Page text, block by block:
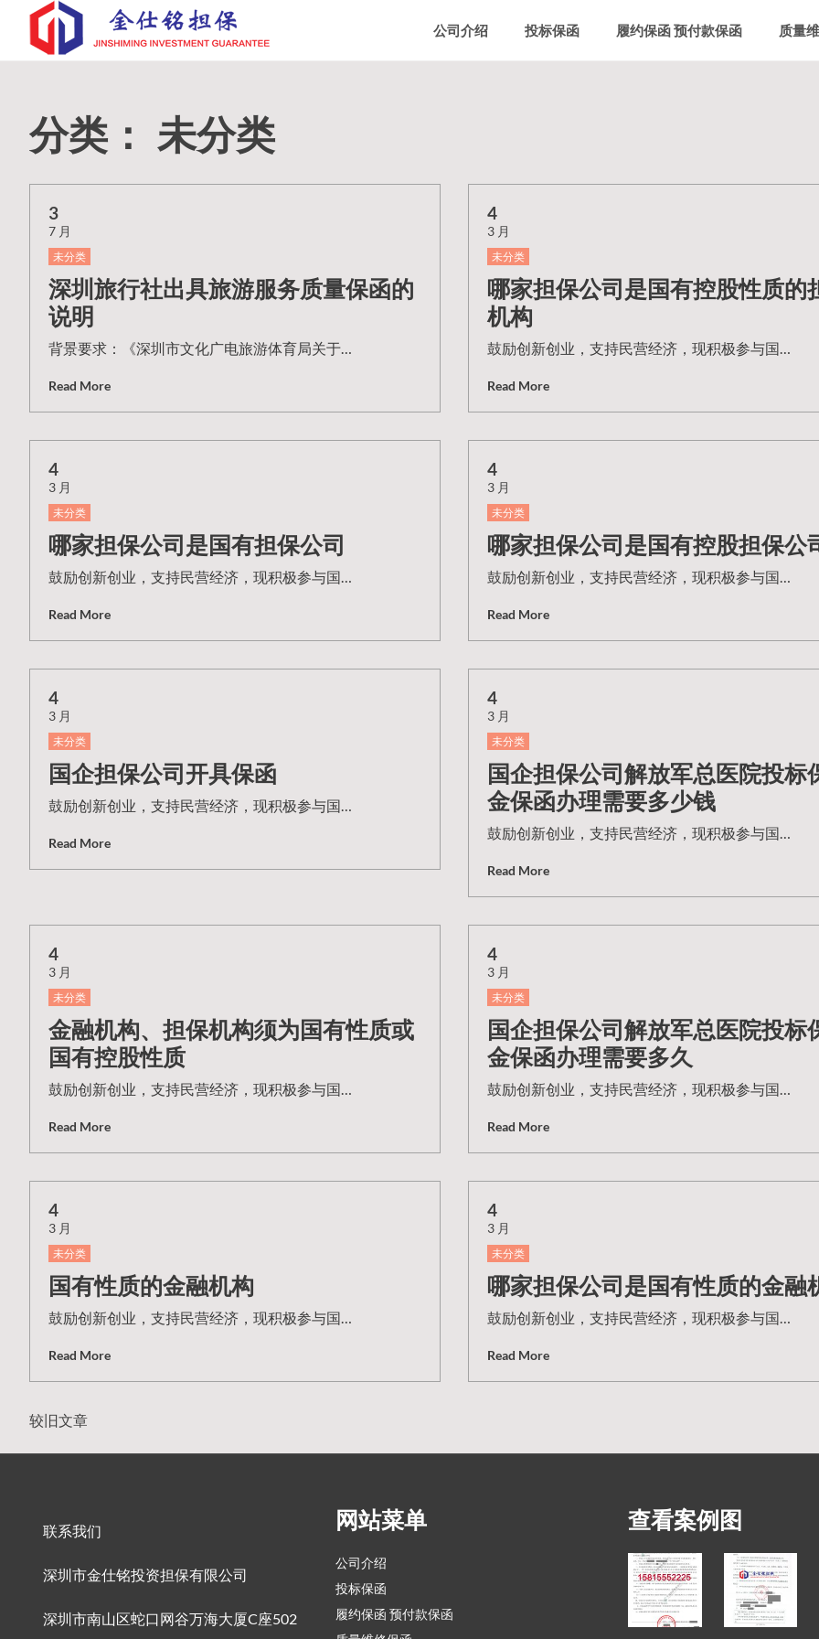
content
公司介绍 投标保函 履约保函 预付款保函 质量
分类： 未分类
3
7 月
未分类
深圳旅行社出具旅游服务质量保函的
说明
背景要求：《深圳市文化广电旅游体育局关于…
Read More
4
3 月
未分类
哪家担保公司是国有控股性质的
机构
鼓励创新创业，支持民营经济，现积极参与国…
Read More
4
3 月
未分类
哪家担保公司是国有担保公司
鼓励创新创业，支持民营经济，现积极参与国…
Read More
4
3 月
未分类
哪家担保公司是国有控股担保公
鼓励创新创业，支持民营经济，现积极参与国…
Read More
4
3 月
未分类
国企担保公司开具保函
鼓励创新创业，支持民营经济，现积极参与国…
Read More
4
3 月
未分类
国企担保公司解放军总医院投标
金保函办理需要多少钱
鼓励创新创业，支持民营经济，现积极参与国…
Read More
4
3 月
未分类
金融机构、担保机构须为国有性质或
国有控股性质
鼓励创新创业，支持民营经济，现积极参与国…
Read More
4
3 月
未分类
国企担保公司解放军总医院投标
金保函办理需要多久
鼓励创新创业，支持民营经济，现积极参与国…
Read More
4
3 月
未分类
国有性质的金融机构
鼓励创新创业，支持民营经济，现积极参与国…
Read More
4
3 月
未分类
哪家担保公司是国有性质的金融
鼓励创新创业，支持民营经济，现积极参与国…
Read More
文
章
导
较旧文章
联系我们
深圳市金仕铭投资担保有限公司
深圳市南山区蛇口网谷万海大厦C座502
网站菜单
公司介绍
投标保函
履约保函 预付款保函
查看案例图